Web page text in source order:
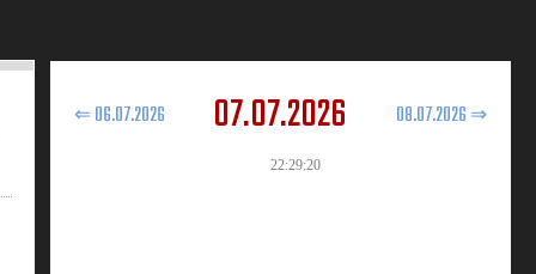
⇐ 06.07.2026 07.07.2026 08.07.2026 ⇒
22:29:20